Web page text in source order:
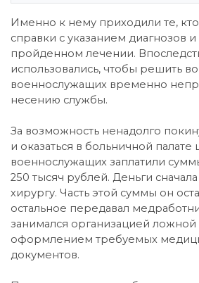
Именно к нему приходили те, кто
справки с указанием диагнозов
пройденном лечении.
использовались, чтобы решить
военнослужащих временно
несению службы.
За возможность ненадолго
и оказаться в больничной палате
военнослужащих заплатили
250 тысяч рублей. Деньги
хирургу. Часть этой суммы он
остальное передавал
занимался организацией ложной
оформлением требуемых
документов.